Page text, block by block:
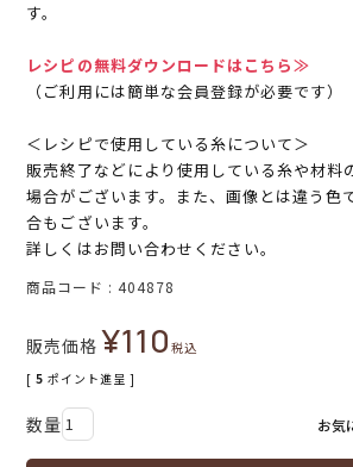
す。
レシピの無料ダウンロードはこちら≫
（ご利用には簡単な会員登録が必要です）
＜レシピで使用している糸について＞
販売終了などにより使用している糸や材料
場合がございます。また、画像とは違う色
合もございます。
詳しくはお問い合わせください。
商品コード 404878
販売価格 ¥110税込
[ 5 ポイント進呈 ]
お気